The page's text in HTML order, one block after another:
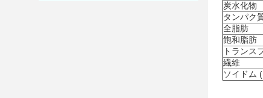
炭水化物
タンパク
全脂肪
飽和脂肪
トランス
繊維
ソイドム